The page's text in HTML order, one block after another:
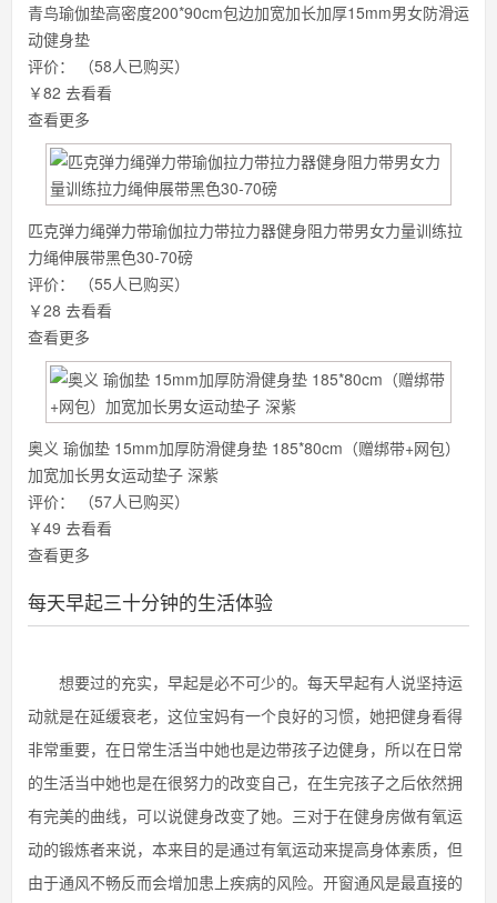
青鸟瑜伽垫高密度200*90cm包边加宽加长加厚15mm男女防滑运
动健身垫
评价：
（58人已购买）
￥82 去看看
查看更多
匹克弹力绳弹力带瑜伽拉力带拉力器健身阻力带男女力量训练拉
力绳伸展带黑色30-70磅
评价：
（55人已购买）
￥28 去看看
查看更多
奥义 瑜伽垫 15mm加厚防滑健身垫 185*80cm（赠绑带+网包）
加宽加长男女运动垫子 深紫
评价：
（57人已购买）
￥49 去看看
查看更多
每天早起三十分钟的生活体验
想要过的充实，早起是必不可少的。每天早起有人说坚持运
动就是在延缓衰老，这位宝妈有一个良好的习惯，她把健身看得
非常重要，在日常生活当中她也是边带孩子边健身，所以在日常
的生活当中她也是在很努力的改变自己，在生完孩子之后依然拥
有完美的曲线，可以说健身改变了她。三对于在健身房做有氧运
动的锻炼者来说，本来目的是通过有氧运动来提高身体素质，但
由于通风不畅反而会增加患上疾病的风险。开窗通风是最直接的